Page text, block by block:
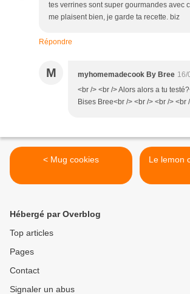
tes verrines sont super gourmandes avec
me plaisent bien, je garde ta recette. biz
Répondre
M myhomemadecook By Bree 16/
<br /> <br /> Alors alors a tu
Bises Bree<br /> <br /> <br /> <br
< Mug cookies
Le lemon
Hébergé par Overblog
Top articles
Pages
Contact
Signaler un abus